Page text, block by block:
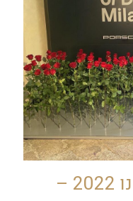
שבוע העיצוב במילאנו 2022 –